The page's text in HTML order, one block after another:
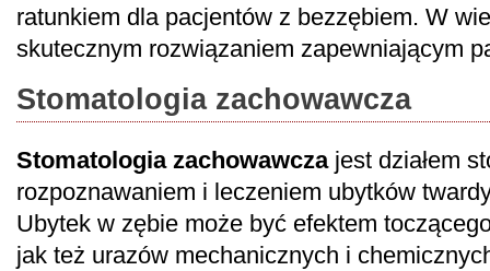
ratunkiem dla pacjentów z bezzębiem. W
skutecznym rozwiązaniem zapewniającym
Stomatologia zachowawcza
Stomatologia zachowawczajest działem
rozpoznawaniem i leczeniem ubytków
Ubytek w zębie może być efektem
jak też urazów mechanicznych i